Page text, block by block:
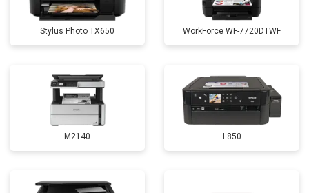
Stylus Photo TX650 WorkForce WF-7720DTWF
M2140 L850